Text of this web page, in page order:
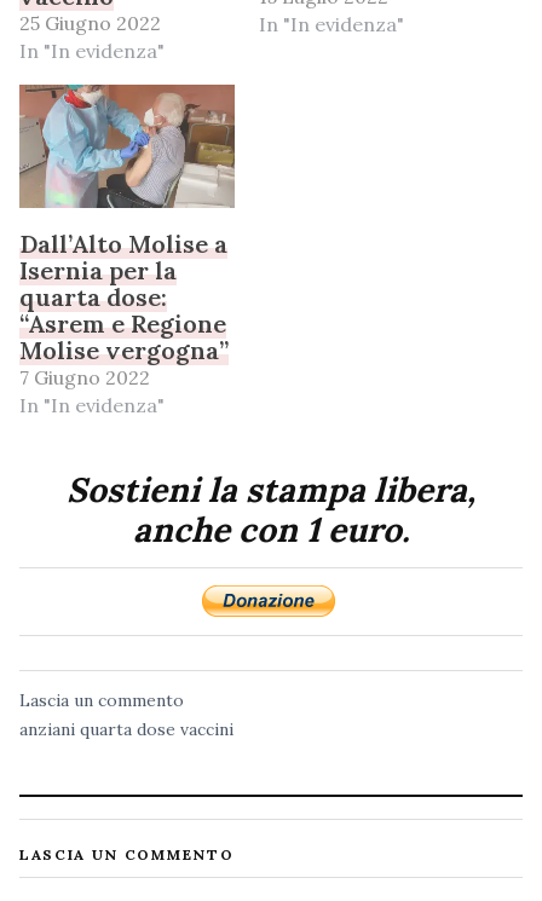
25 Giugno 2022
In "In evidenza"
In "In evidenza"
Dall’Alto Molise a
Isernia per la
quarta dose:
“Asrem e Regione
Molise vergogna”
7 Giugno 2022
In "In evidenza"
Sostieni la stampa libera,
anche con 1 euro.
Lascia un commento
anziani quarta dose vaccini
LASCIA UN COMMENTO